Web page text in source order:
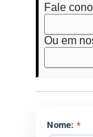
Fale
Ou em
Nome: *